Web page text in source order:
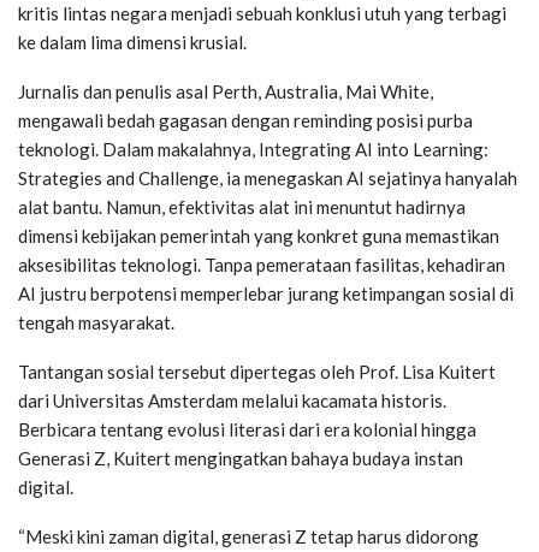
kritis lintas negara menjadi sebuah konklusi utuh yang terbagi
ke dalam lima dimensi krusial.
Jurnalis dan penulis asal Perth, Australia, Mai White,
mengawali bedah gagasan dengan reminding posisi purba
teknologi. Dalam makalahnya, Integrating AI into Learning:
Strategies and Challenge, ia menegaskan AI sejatinya hanyalah
alat bantu. Namun, efektivitas alat ini menuntut hadirnya
dimensi kebijakan pemerintah yang konkret guna memastikan
aksesibilitas teknologi. Tanpa pemerataan fasilitas, kehadiran
AI justru berpotensi memperlebar jurang ketimpangan sosial di
tengah masyarakat.
Tantangan sosial tersebut dipertegas oleh Prof. Lisa Kuitert
dari Universitas Amsterdam melalui kacamata historis.
Berbicara tentang evolusi literasi dari era kolonial hingga
Generasi Z, Kuitert mengingatkan bahaya budaya instan
digital.
“Meski kini zaman digital, generasi Z tetap harus didorong